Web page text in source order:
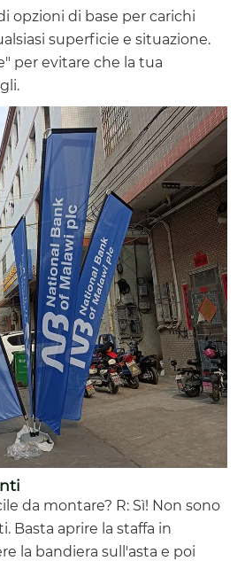
opzioni di base per carichi
superficie e situazione.
per evitare che la tua
da montare? R: Sì! Non sono
Basta aprire la staffa in
la bandiera sull'asta e poi